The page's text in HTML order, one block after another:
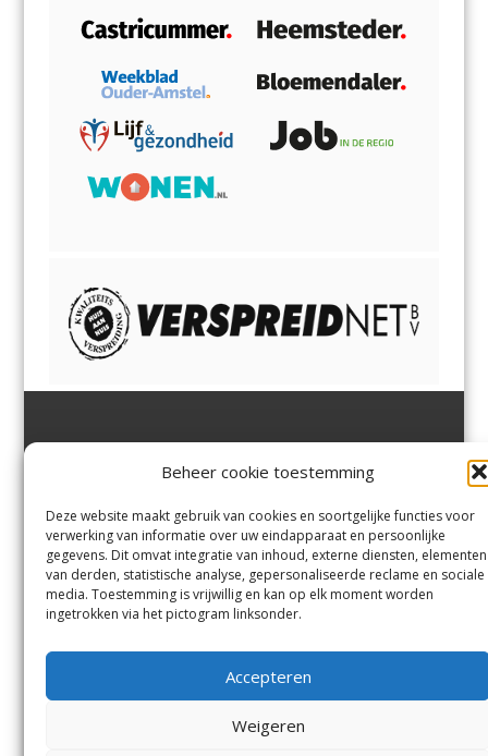
Beheer cookie toestemming
Deze website maakt gebruik van cookies en soortgelijke functies voor
verwerking van informatie over uw eindapparaat en persoonlijke
gegevens. Dit omvat integratie van inhoud, externe diensten, elementen
van derden, statistische analyse, gepersonaliseerde reclame en sociale
media. Toestemming is vrijwillig en kan op elk moment worden
ingetrokken via het pictogram linksonder.
Accepteren
Weigeren
Margadantstraat 34
0255-533900
info@jutter.nlofinfo@hofgee
st.nl
Velserbroek,Velsen-Zuid,
Zuid,Driehuisen
Spaarnwoude.
Contact
Andere uitgaven
Voorwaarden